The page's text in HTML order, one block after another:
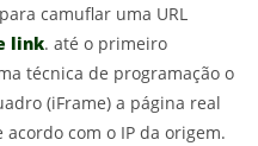
camuflar uma URL
link. até o primeiro
técnica de programação o
(iFrame) a página real
com o IP da origem.